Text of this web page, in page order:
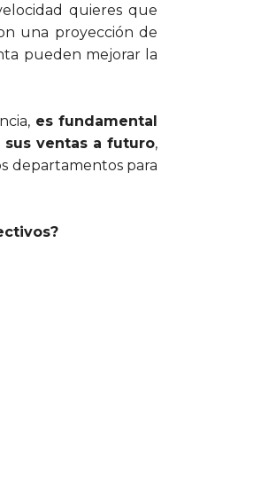
quieres que
una proyección de
pueden mejorar la
es fundamental
ventas a futuro,
departamentos para